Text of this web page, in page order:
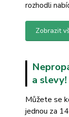
rozhodli
Zobrazit
a slevy!
Můžete se
jednou za